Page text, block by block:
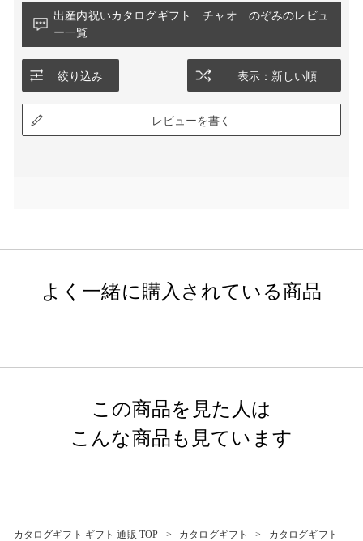
出産内祝いカタログギフト チャオ のぞみのレビュ
ー一覧
絞り込み 表示：新しい順
レビューを書く
よく一緒に購入されている商品
この商品を見た人は
こんな商品も見ています
カタログギフト ギフト 通販 TOP カタログギフト
カタログギフト_